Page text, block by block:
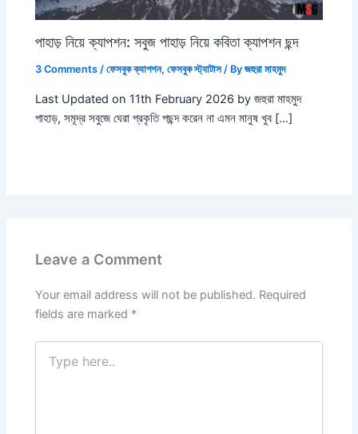
পাহাড় নিয়ে ক্যাপশন: সবুজ পাহাড় নিয়ে কবিতা ক্যাপশন ছন্দ
3 Comments /ফেসবুক ক্যাপশন,ফেসবুক স্ট্যাটাস/ Byজহুরা মাহমুদ
Last Updated on 11th February 2026 by জহুরা মাহমুদ
পাহাড়, সমূদ্র সবুজে ঘেরা প্রকৃতি পছন্দ করেন না এমন মানুষ খুব […]
Leave a Comment
Your email address will not be published. Required
fields are marked *
Type
here..